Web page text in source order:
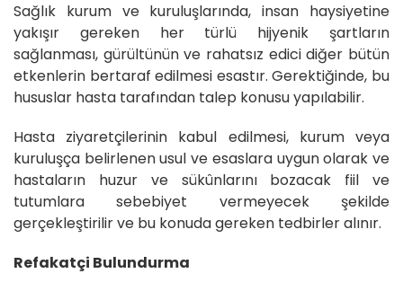
Sağlık kurum ve kuruluşlarında, insan haysiyetine
yakışır gereken her türlü hijyenik şartların
sağlanması, gürültünün ve rahatsız edici diğer bütün
etkenlerin bertaraf edilmesi esastır. Gerektiğinde, bu
hususlar hasta tarafından talep konusu yapılabilir.
Hasta ziyaretçilerinin kabul edilmesi, kurum veya
kuruluşça belirlenen usul ve esaslara uygun olarak ve
hastaların huzur ve sükûnlarını bozacak fiil ve
tutumlara sebebiyet vermeyecek şekilde
gerçekleştirilir ve bu konuda gereken tedbirler alınır.
Refakatçi Bulundurma